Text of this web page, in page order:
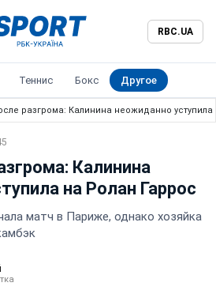
RBC.UA
Теннис Бокс Другое
разгрома: Калинина неожиданно уступила
Калинина
на Ролан Гаррос
матч в Париже, однако хозяйка